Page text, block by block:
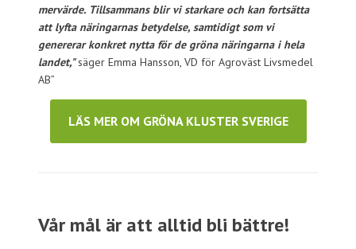
mervärde. Tillsammans blir vi starkare och kan fortsätta
att lyfta näringarnas betydelse, samtidigt som vi
genererar konkret nytta för de gröna näringarna i hela
landet,"säger Emma Hansson, VD för Agroväst Livsmedel
AB”
LÄS MER OM GRÖNA KLUSTER SVERIGE
Vår mål är att alltid bli bättre!